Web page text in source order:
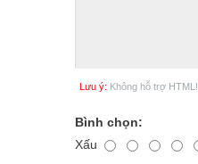
Lưu ý: Không hỗ trợ HTML!
Bình chọn:
Xấu